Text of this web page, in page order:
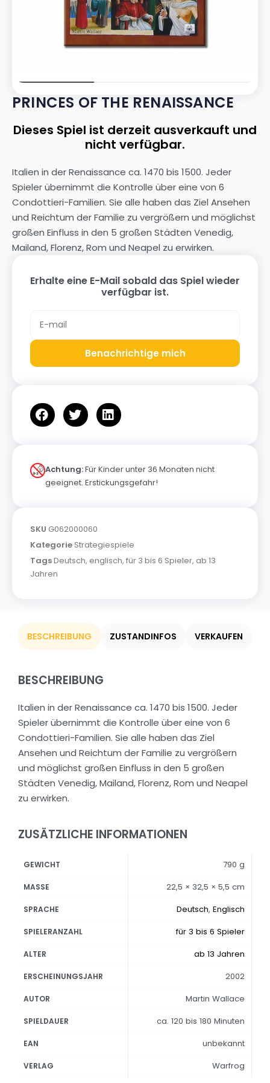
PRINCES OF THE RENAISSANCE
Dieses Spiel ist derzeit ausverkauft und
nicht verfügbar.
Italien in der Renaissance ca. 1470 bis 1500. Jeder
Spieler übernimmt die Kontrolle über eine von 6
Condottieri-Familien. Sie alle haben das Ziel Ansehen
und Reichtum der Familie zu vergrößern und möglichst
großen Einfluss in den 5 großen Städten Venedig,
Mailand, Florenz, Rom und Neapel zu erwirken.
Erhalte eine E-Mail sobald das Spiel wieder
verfügbar ist.
Benachrichtige mich
Achtung:Für Kinder unter 36 Monaten nicht
geeignet. Erstickungsgefahr!
SKU G062000060
Kategorie Strategiespiele
TagsDeutsch, englisch, für 3 bis 6 Spieler, ab 13
Jahren
BESCHREIBUNG ZUSTANDINFOS VERKAUFEN
BESCHREIBUNG
Italien in der Renaissance ca. 1470 bis 1500. Jeder
Spieler übernimmt die Kontrolle über eine von 6
Condottieri-Familien. Sie alle haben das Ziel
Ansehen und Reichtum der Familie zu vergrößern
und möglichst großen Einfluss in den 5 großen
Städten Venedig, Mailand, Florenz, Rom und Neapel
zu erwirken.
ZUSÄTZLICHE INFORMATIONEN
GEWICHT 790 g
MASSE 22,5 × 32,5 × 5,5 cm
SPRACHE Deutsch, Englisch
SPIELERANZAHL für 3 bis 6 Spieler
ALTER ab 13 Jahren
ERSCHEINUNGSJAHR 2002
AUTOR Martin Wallace
SPIELDAUER ca. 120 bis 180 Minuten
EAN unbekannt
VERLAG Warfrog